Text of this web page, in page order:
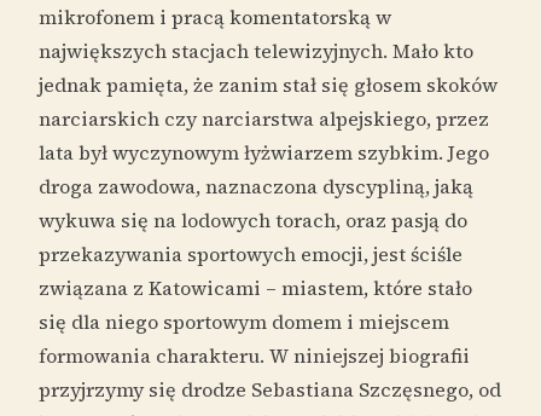
mikrofonem i pracą komentatorską w
największych stacjach telewizyjnych. Mało kto
jednak pamięta, że zanim stał się głosem skoków
narciarskich czy narciarstwa alpejskiego, przez
lata był wyczynowym łyżwiarzem szybkim. Jego
droga zawodowa, naznaczona dyscypliną, jaką
wykuwa się na lodowych torach, oraz pasją do
przekazywania sportowych emocji, jest ściśle
związana z Katowicami – miastem, które stało
się dla niego sportowym domem i miejscem
formowania charakteru. W niniejszej biografii
przyjrzymy się drodze Sebastiana Szczęsnego, od